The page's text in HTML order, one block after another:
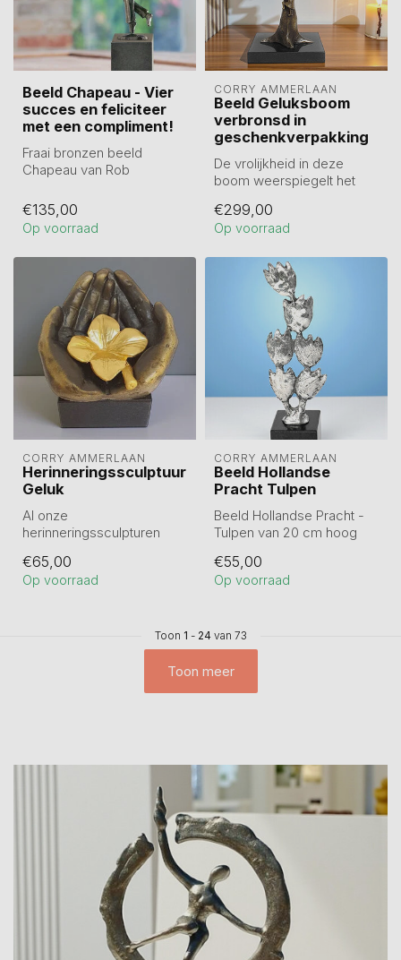
Beeld Chapeau - Vier
succes en feliciteer
met een compliment!
Fraai bronzen beeld
Chapeau van Rob
Hoed af voor alles w...
€135,00
Op voorraad
CORRY AMMERLAAN
Beeld Geluksboom
verbronsd in
geschenkverpakking
De vrolijkheid in deze
boom weerspiegelt het
Verbronsd beeld...
€299,00
Op voorraad
CORRY AMMERLAAN
Herinneringssculptuur
Geluk
Al onze
herinneringssculpturen
sokkel voor het bewaren
v...
€65,00
Op voorraad
CORRY AMMERLAAN
Beeld Hollandse
Pracht Tulpen
Beeld Hollandse Pracht -
Tulpen van 20 cm hoog
Een nieuw begin, ...
€55,00
Op voorraad
Toon 1 - 24van 73
Toon meer